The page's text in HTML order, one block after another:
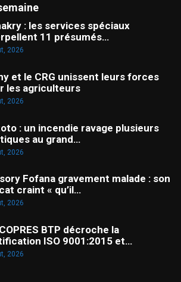
: les services spéciaux
11 présumés…
2026
et le CRG unissent leurs forces
les agriculteurs
2026
: un incendie ravage plusieurs
au grand…
2026
Fofana gravement malade : son
craint « qu’il…
2026
BTP décroche la
ISO 9001:2015 et…
2026